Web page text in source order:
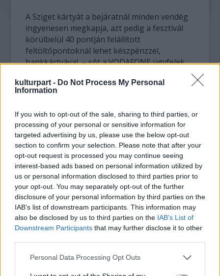
kulturpart - Do Not Process My Personal
Information
If you wish to opt-out of the sale, sharing to third parties, or
processing of your personal or sensitive information for
targeted advertising by us, please use the below opt-out
section to confirm your selection. Please note that after your
opt-out request is processed you may continue seeing
interest-based ads based on personal information utilized by
us or personal information disclosed to third parties prior to
your opt-out. You may separately opt-out of the further
disclosure of your personal information by third parties on the
IAB’s list of downstream participants. This information may
also be disclosed by us to third parties on the IAB’s List of
Downstream Participants that may further disclose it to other
Please note that this website/app uses one or more Google
Personal Data Processing Opt Outs
A Sziget kártyát a bejáratnál minden vendég
ingyenesen megkapja, azt pedig a fesztivál
körülbelül 40 pontján felállított
feltöltőpontoknál lehet készpénzzel,
bankkártyával, – sőt a VODAFONE ügyfelek
feltölteni. „A kártyán maradt pénzt a fesztivál
végeztével a feltöltő pontoknál vissza lehet
Kft. ügyvezető igazgatója. A regisztrált
kártyatulajdonos a kártya esetleges
elvesztésekor azt letilthatják, és a kártyát, a
letiltásig el nem költött összeggel együtt
visszakaphatják.
Az idei Szigeten a mobiltelefonos fizetési
rendszert is továbbfejlesztik – tavaly
percalapú jegyet lehetett mobillal venni,
illetve a kávéautomatáknál lehetett sms-ben
fizetni. „Folytatjuk a tavalyi évben megkezdett
technológiai újdonságok bemutatását, a
látogatók a hazai piacon elsőként